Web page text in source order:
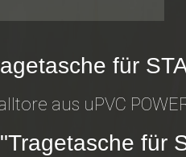
für
aus uPVC
für